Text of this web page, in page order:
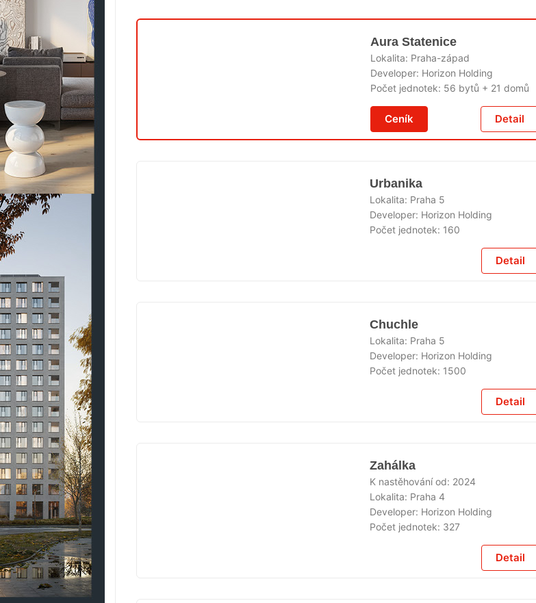
Aura Statenice
Lokalita: Praha-západ
Developer: Horizon Holding
Počet jednotek: 56 bytů + 21 domů
Ceník Detail
Urbanika
Lokalita: Praha 5
Developer: Horizon Holding
Počet jednotek: 160
Detail
Chuchle
Lokalita: Praha 5
Developer: Horizon Holding
Počet jednotek: 1500
Detail
Zahálka
K nastěhování od: 2024
Lokalita: Praha 4
Developer: Horizon Holding
Počet jednotek: 327
Detail